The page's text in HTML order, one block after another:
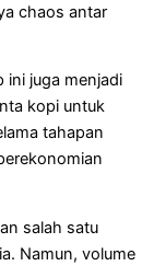
chaos antar
ini juga menjadi
kopi untuk
tahapan
salah satu
Namun, volume